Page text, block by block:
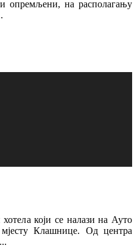
опремљени, на располагању
који се налази на Ауто
Клашнице. Од центра